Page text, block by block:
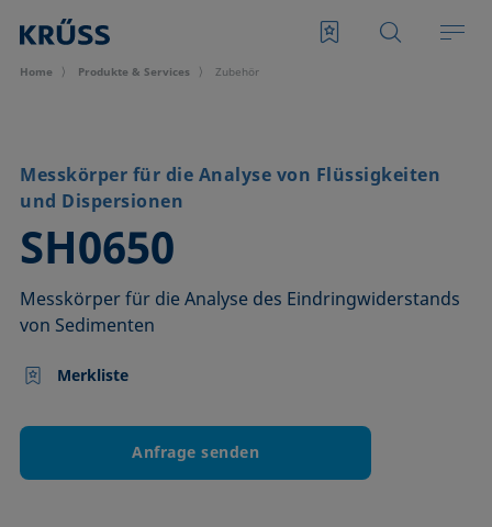
Home Produkte & Services Zubehör
Messkörper für die Analyse von Flüssigkeiten
und Dispersionen
SH0650
–
Messkörper für die Analyse des Eindringwiderstands
von Sedimenten
Merkliste
Anfrage senden